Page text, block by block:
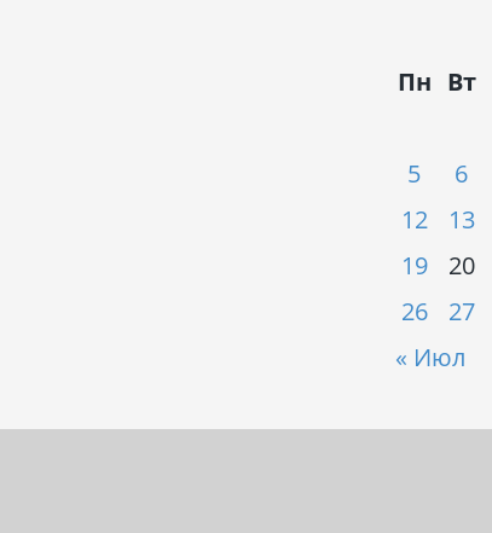
Пн Вт
« Июл
5
6
12
13
19
20
26
27